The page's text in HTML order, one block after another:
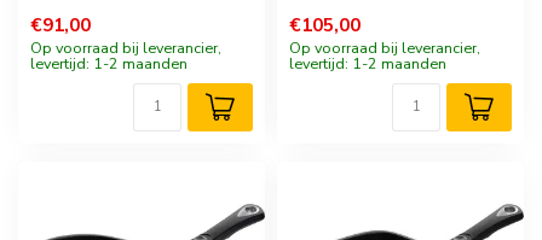
€91,00
Op voorraad bij leverancier,
levertijd: 1-2 maanden
€105,00
Op voorraad bij leverancier,
levertijd: 1-2 maanden